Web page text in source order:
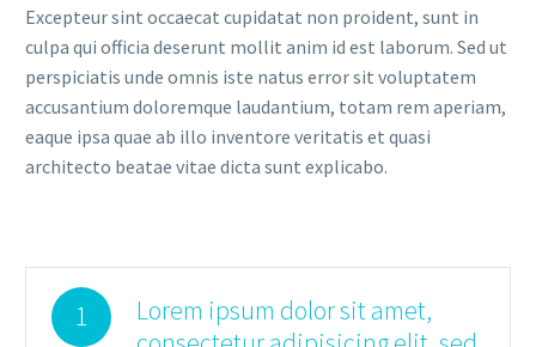
Excepteur sint occaecat cupidatat non proident, sunt in
culpa qui officia deserunt mollit anim id est laborum. Sed ut
perspiciatis unde omnis iste natus error sit voluptatem
accusantium doloremque laudantium, totam rem aperiam,
eaque ipsa quae ab illo inventore veritatis et quasi
architecto beatae vitae dicta sunt explicabo.
1
Lorem ipsum dolor sit amet,